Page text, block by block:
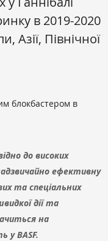
в 2019-2020
Азії, Північної
блокбастером в
до високих
ефективну
та спеціальних
дії та
на
у BASF.